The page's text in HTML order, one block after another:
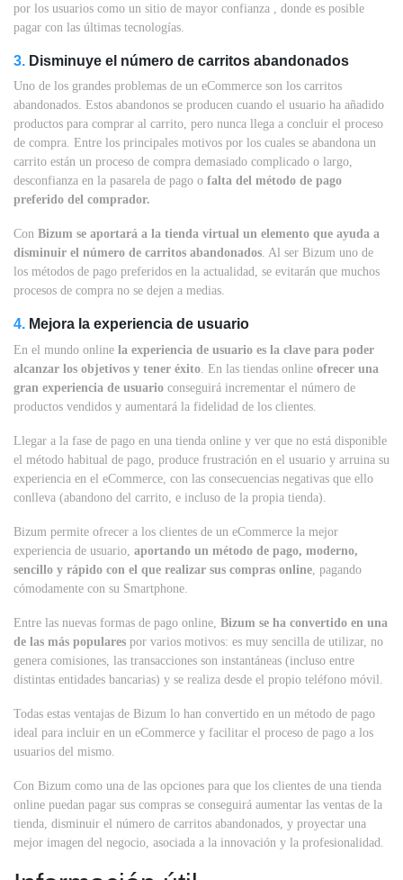
por los usuarios como un sitio de mayor confianza , donde es posible
pagar con las últimas tecnologías.
3. Disminuye el número de carritos abandonados
Uno de los grandes problemas de un eCommerce son los carritos
abandonados. Estos abandonos se producen cuando el usuario ha añadido
productos para comprar al carrito, pero nunca llega a concluir el proceso
de compra. Entre los principales motivos por los cuales se abandona un
carrito están un proceso de compra demasiado complicado o largo,
desconfianza en la pasarela de pago o falta del método de pago
preferido del comprador.
Con Bizum se aportará a la tienda virtual un elemento que ayuda a
disminuir el número de carritos abandonados . Al ser Bizum uno de
los métodos de pago preferidos en la actualidad, se evitarán que muchos
procesos de compra no se dejen a medias.
4. Mejora la experiencia de usuario
En el mundo online la experiencia de usuario es la clave para poder
alcanzar los objetivos y tener éxito . En las tiendas online ofrecer una
gran experiencia de usuario conseguirá incrementar el número de
productos vendidos y aumentará la fidelidad de los clientes.
Llegar a la fase de pago en una tienda online y ver que no está disponible
el método habitual de pago, produce frustración en el usuario y arruina su
experiencia en el eCommerce, con las consecuencias negativas que ello
conlleva (abandono del carrito, e incluso de la propia tienda).
Bizum permite ofrecer a los clientes de un eCommerce la mejor
experiencia de usuario, aportando un método de pago, moderno,
sencillo y rápido con el que realizar sus compras online , pagando
cómodamente con su Smartphone.
Entre las nuevas formas de pago online, Bizum se ha convertido en una
de las más populares por varios motivos: es muy sencilla de utilizar, no
genera comisiones, las transacciones son instantáneas (incluso entre
distintas entidades bancarias) y se realiza desde el propio teléfono móvil.
Todas estas ventajas de Bizum lo han convertido en un método de pago
ideal para incluir en un eCommerce y facilitar el proceso de pago a los
usuarios del mismo.
Con Bizum como una de las opciones para que los clientes de una tienda
online puedan pagar sus compras se conseguirá aumentar las ventas de la
tienda, disminuir el número de carritos abandonados, y proyectar una
mejor imagen del negocio, asociada a la innovación y la profesionalidad.